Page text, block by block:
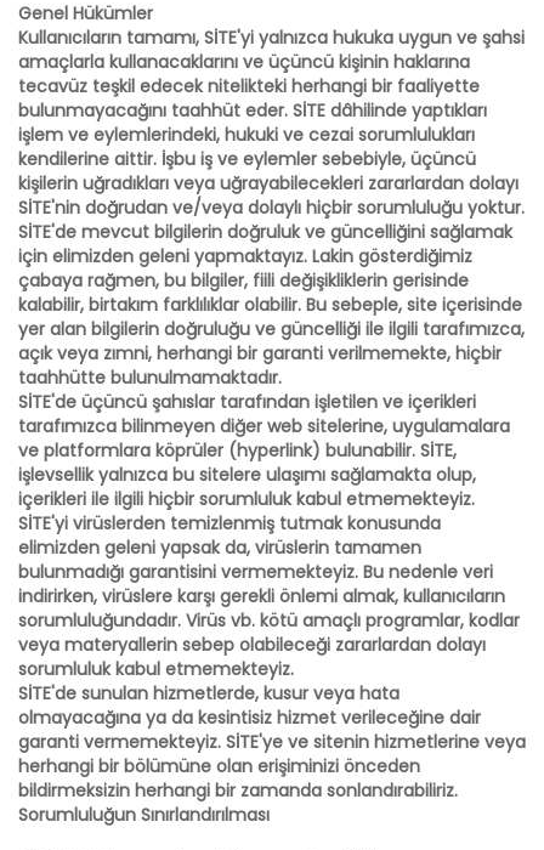
Genel Hükümler
Kullanıcıların tamamı, SİTE'yi yalnızca hukuka uygun ve şahsi
amaçlarla kullanacaklarını ve üçüncü kişinin haklarına
tecavüz teşkil edecek nitelikteki herhangi bir faaliyette
bulunmayacağını taahhüt eder. SİTE dâhilinde yaptıkları
işlem ve eylemlerindeki, hukuki ve cezai sorumlulukları
kendilerine aittir. İşbu iş ve eylemler sebebiyle, üçüncü
kişilerin uğradıkları veya uğrayabilecekleri zararlardan dolayı
SİTE'nin doğrudan ve/veya dolaylı hiçbir sorumluluğu yoktur.
SİTE'de mevcut bilgilerin doğruluk ve güncelliğini sağlamak
için elimizden geleni yapmaktayız. Lakin gösterdiğimiz
çabaya rağmen, bu bilgiler, fiili değişikliklerin gerisinde
kalabilir, birtakım farklılıklar olabilir. Bu sebeple, site içerisinde
yer alan bilgilerin doğruluğu ve güncelliği ile ilgili tarafımızca,
açık veya zımni, herhangi bir garanti verilmemekte, hiçbir
taahhütte bulunulmamaktadır.
SİTE'de üçüncü şahıslar tarafından işletilen ve içerikleri
tarafımızca bilinmeyen diğer web sitelerine, uygulamalara
ve platformlara köprüler (hyperlink) bulunabilir. SİTE,
işlevsellik yalnızca bu sitelere ulaşımı sağlamakta olup,
içerikleri ile ilgili hiçbir sorumluluk kabul etmemekteyiz.
SİTE'yi virüslerden temizlenmiş tutmak konusunda
elimizden geleni yapsak da, virüslerin tamamen
bulunmadığı garantisini vermemekteyiz. Bu nedenle veri
indirirken, virüslere karşı gerekli önlemi almak, kullanıcıların
sorumluluğundadır. Virüs vb. kötü amaçlı programlar, kodlar
veya materyallerin sebep olabileceği zararlardan dolayı
sorumluluk kabul etmemekteyiz.
SİTE'de sunulan hizmetlerde, kusur veya hata
olmayacağına ya da kesintisiz hizmet verileceğine dair
garanti vermemekteyiz. SİTE'ye ve sitenin hizmetlerine veya
herhangi bir bölümüne olan erişiminizi önceden
bildirmeksizin herhangi bir zamanda sonlandırabiliriz.
Sorumluluğun Sınırlandırılması